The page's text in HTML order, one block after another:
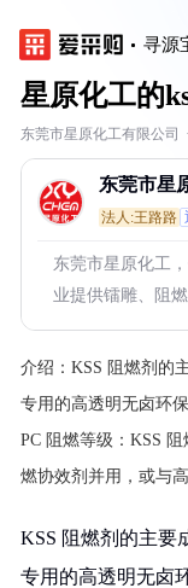
寻源
星原化工的
东莞市星原化工有限公司 ·
东莞市星
法人:王路路
东莞市星原化工
业提供镭雕、阻
介绍： KSS 阻燃剂的
专用的高透明无卤环
PC 阻燃等级：KSS
燃协效剂并用，或与
KSS 阻燃剂的主要
专用的高透明无卤